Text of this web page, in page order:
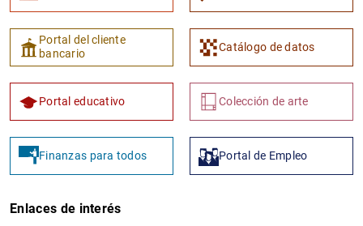
Portal del cliente
bancario
Catálogo de datos
Portal educativo Colección de arte
Finanzas para todos Portal de Empleo
Enlaces de interés